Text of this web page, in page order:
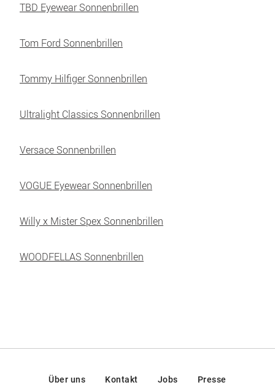
TBD Eyewear Sonnenbrillen
Tom Ford Sonnenbrillen
Tommy Hilfiger Sonnenbrillen
Ultralight Classics Sonnenbrillen
Versace Sonnenbrillen
VOGUE Eyewear Sonnenbrillen
Willy x Mister Spex Sonnenbrillen
WOODFELLAS Sonnenbrillen
Über uns Kontakt Jobs Presse